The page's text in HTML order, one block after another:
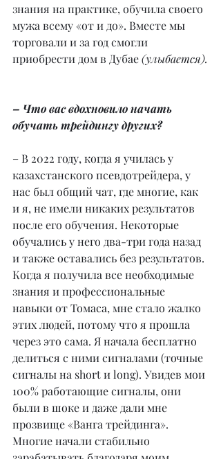
знания на практике, обучила своего
мужа всему «от и до». Вместе мы
торговали и за год смогли
приобрести дом в Дубае (улыбается).
– Что вас вдохновило начать
обучать трейдингу других?
– В 2022 году, когда я училась у
казахстанского псевдотрейдера, у
нас был общий чат, где многие, как
и я, не имели никаких результатов
после его обучения. Некоторые
обучались у него два-три года назад
и также оставались без результатов.
Когда я получила все необходимые
знания и профессиональные
навыки от Томаса, мне стало жалко
этих людей, потому что я прошла
через это сама. Я начала бесплатно
делиться с ними сигналами (точные
сигналы на short и long). Увидев мои
100% работающие сигналы, они
были в шоке и даже дали мне
прозвище «Ванга трейдинга».
Многие начали стабильно